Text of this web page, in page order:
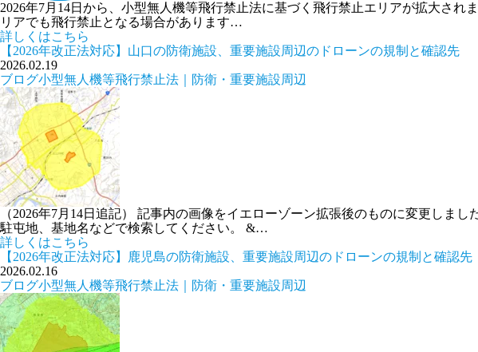
2026年7月14日から、小型無人機等飛行禁止法に基づく飛行禁止エリアが拡大さ
リアでも飛行禁止となる場合があります…
詳しくはこちら
【2026年改正法対応】山口の防衛施設、重要施設周辺のドローンの規制と確認先
2026.02.19
ブログ小型無人機等飛行禁止法｜防衛・重要施設周辺
（2026年7月14日追記） 記事内の画像をイエローゾーン拡張後のものに変更しま
駐屯地、基地名などで検索してください。 &…
詳しくはこちら
【2026年改正法対応】鹿児島の防衛施設、重要施設周辺のドローンの規制と確認先
2026.02.16
ブログ小型無人機等飛行禁止法｜防衛・重要施設周辺